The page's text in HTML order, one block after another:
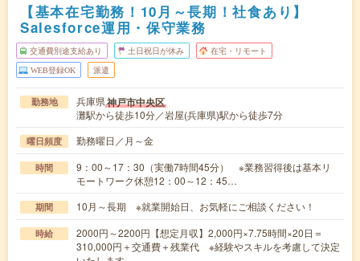
【基本在宅勤務！10月～長期！社食あり】
Salesforce運用・保守業務
交通費別途支給あり 土日祝日が休み 在宅・リモート
WEB登録OK 派遣
勤務地 兵庫県神戸市中央区
灘駅から徒歩10分／岩屋(兵庫県)駅から徒歩7分
曜日頻度 勤務曜日／月～金
時間
9：00～17：30（実働7時間45分） ※業務習得後は基本リ
モートワーク休憩12：00～12：45…
期間 10月～長期 ※就業開始日、お気軽にご相談ください！
時給
2000円～2200円【想定月収】2,000円×7.75時間×20日＝
310,000円＋交通費＋残業代 ※経験やスキルを考慮して決定